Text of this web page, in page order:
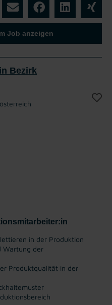
Job anzeigen
Bezirk
in der Produktion
Wartung der
Produktqualität in der